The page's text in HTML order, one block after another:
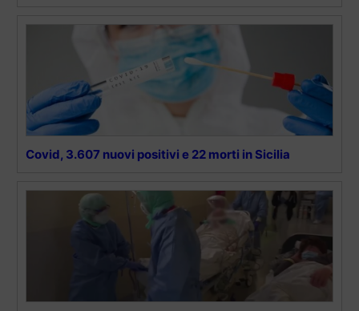
Covid, 3.607 nuovi positivi e 22 morti in Sicilia